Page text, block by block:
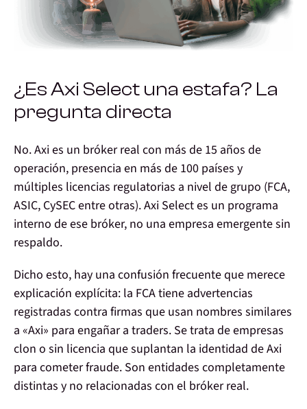
¿Es Axi Select una estafa? La
pregunta directa
No.Axi es un bróker real con más de 15 años de
operación, presencia en más de 100 países y
múltiples licencias regulatorias a nivel de grupo (FCA,
ASIC, CySEC entre otras). Axi Select es un programa
interno de ese bróker, no una empresa emergente sin
respaldo.
Dicho esto, hay una confusión frecuente que merece
explicación explícita: la FCA tiene advertencias
registradas contra firmas que usan nombres similares
a «Axi» para engañar a traders. Se trata de empresas
clon o sin licencia que suplantan la identidad de Axi
para cometer fraude. Son entidades completamente
distintas y no relacionadas con el bróker real.